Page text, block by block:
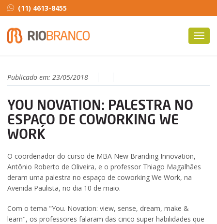
(11) 4613-8455
Publicado em: 23/05/2018
YOU NOVATION: PALESTRA NO
ESPAÇO DE COWORKING WE
WORK
O coordenador do curso de MBA New Branding Innovation,
Antônio Roberto de Oliveira, e o professor Thiago Magalhães
deram uma palestra no espaço de coworking We Work, na
Avenida Paulista, no dia 10 de maio.
Com o tema "You. Novation: view, sense, dream, make &
learn", os professores falaram das cinco super habilidades que